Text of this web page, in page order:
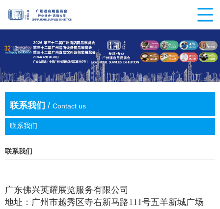
联系我们 / Contact us
联系我们
联系我们
广东佛兴英耀展览服务有限公司
地址：广州市越秀区寺右新马路111号五羊新城广场